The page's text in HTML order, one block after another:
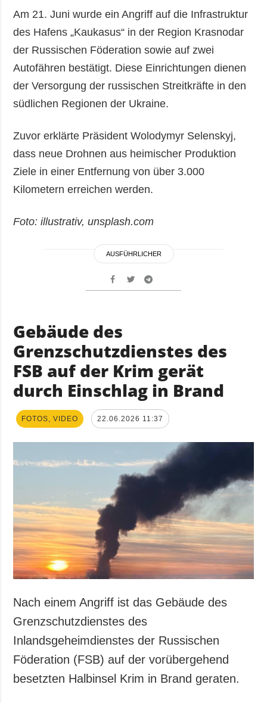
Am 21. Juni wurde ein Angriff auf die Infrastruktur
des Hafens „Kaukasus“ in der Region Krasnodar
der Russischen Föderation sowie auf zwei
Autofähren bestätigt. Diese Einrichtungen dienen
der Versorgung der russischen Streitkräfte in den
südlichen Regionen der Ukraine.
Zuvor erklärte Präsident Wolodymyr Selenskyj,
dass neue Drohnen aus heimischer Produktion
Ziele in einer Entfernung von über 3.000
Kilometern erreichen werden.
Foto: illustrativ, unsplash.com
AUSFÜHRLICHER
Gebäude des
Grenzschutzdienstes des
FSB auf der Krim gerät
durch Einschlag in Brand
FOTOS, VIDEO 22.06.2026 11:37
Nach einem Angriff ist das Gebäude des
Grenzschutzdienstes des
Inlandsgeheimdienstes der Russischen
Föderation (FSB) auf der vorübergehend
besetzten Halbinsel Krim in Brand geraten.